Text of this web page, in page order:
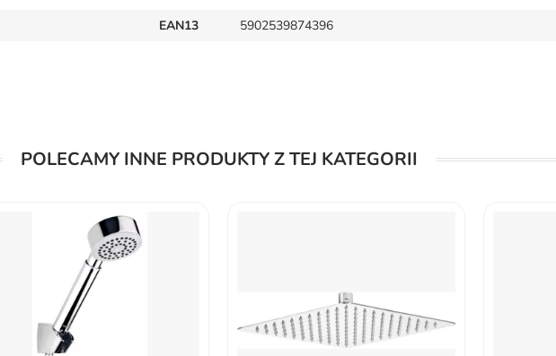
EAN13 5902539874396
POLECAMY INNE PRODUKTY Z TEJ KATEGORII